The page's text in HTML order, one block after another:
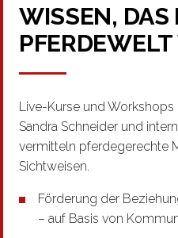
WISSEN, DAS
Live-Kurse und Workshops
Sandra Schneider und
vermitteln pferdegerechte
Sichtweisen.
Förderung der
– auf Basis von